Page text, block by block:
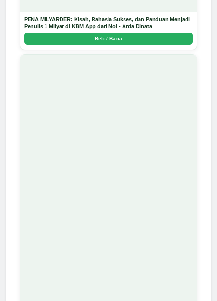
PENA MILYARDER: Kisah, Rahasia Sukses, dan Panduan Menjadi
Penulis 1 Milyar di KBM App dari Nol - Arda Dinata
Beli / Baca